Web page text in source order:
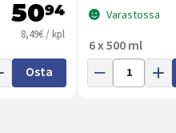
5094
8,49€ / kpl
Osta
Varastossa
6 x 500 ml